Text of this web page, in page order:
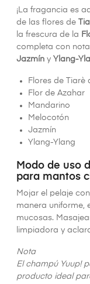
¡La fragancia es
de las flores de
la frescura de la
completa con
Jazmín y Ylang-
Flores de Tiarè
Flor de Azahar
Mandarino
Melocotón
Jazmín
Ylang-Ylang
Modo de uso
para mantos
Mojar el pelaje
manera uniforme,
mucosas.
limpiadora y
Nota
El champú Yuup!
producto ideal